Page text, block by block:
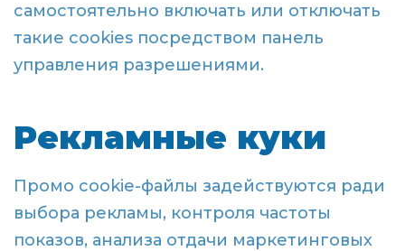
самостоятельно включать или отключать
такие cookies посредством панель
управления разрешениями.
Рекламные куки
Промо cookie-файлы задействуются ради
выбора рекламы, контроля частоты
показов, анализа отдачи маркетинговых